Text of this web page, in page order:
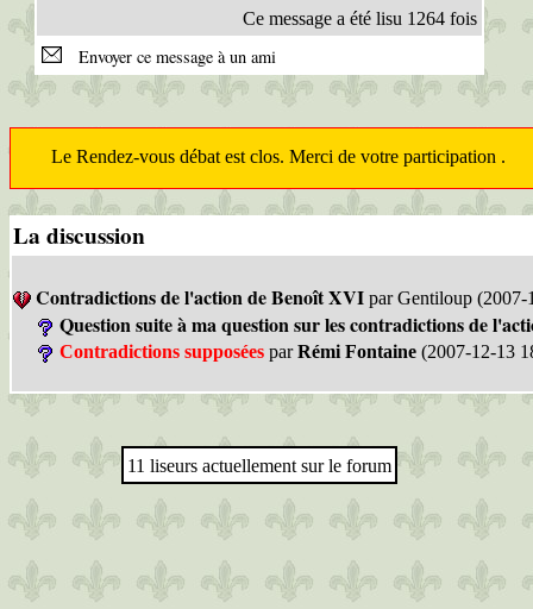
Ce message a été lisu 1264 fois
Envoyer ce message à un ami
Le Rendez-vous débat est clos. Merci de votre participation .
La discussion
Contradictions de l'action de Benoît XVI par Gentiloup (2007-
Question suite à ma question sur les contradictions de
Contradictions supposées parRémi Fontaine (2007-12-13
11 liseurs actuellement sur le forum